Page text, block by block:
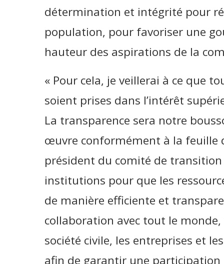
détermination et intégrité pour
population, pour favoriser une
hauteur des aspirations de la
« Pour cela, je veillerai à ce que
soient prises dans l’intérêt
La transparence sera notre
œuvre conformément à la feuille
président du comité de
institutions pour que les
de manière efficiente et
collaboration avec tout le
société civile, les entreprises et
afin de garantir une